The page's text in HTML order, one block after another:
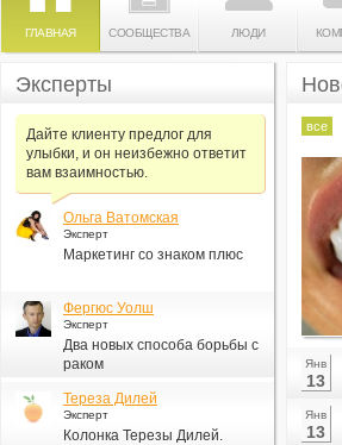
ГЛАВНАЯ СООБЩЕСТВА ЛЮДИ
все
Янв
13
Янв
13
Эксперты
Дайте клиенту предлог для
улыбки, и он неизбежно ответит
вам взаимностью.
Ольга Ватомская
Эксперт
Маркетинг со знаком плюс
Фергюс Уолш
Эксперт
Два новых способа борьбы с
раком
Тереза Дилей
Эксперт
Колонка Терезы Дилей.